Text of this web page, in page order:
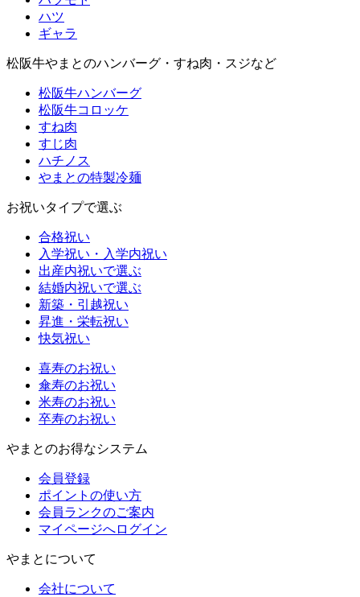
ハツ
ギャラ
松阪牛やまとのハンバーグ・すね肉・スジなど
松阪牛ハンバーグ
松阪牛コロッケ
すね肉
すじ肉
ハチノス
やまとの特製冷麺
お祝いタイプで選ぶ
合格祝い
入学祝い・入学内祝い
出産内祝いで選ぶ
結婚内祝いで選ぶ
新築・引越祝い
昇進・栄転祝い
快気祝い
喜寿のお祝い
傘寿のお祝い
米寿のお祝い
卒寿のお祝い
やまとのお得なシステム
会員登録
ポイントの使い方
会員ランクのご案内
マイページへログイン
やまとについて
会社について